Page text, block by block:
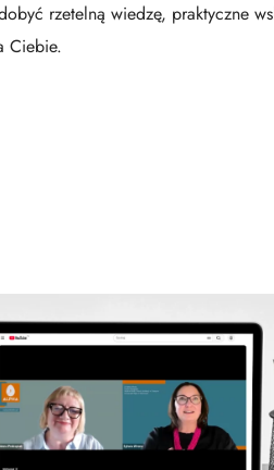
rzetelną wiedzę, praktyczne
Ciebie.